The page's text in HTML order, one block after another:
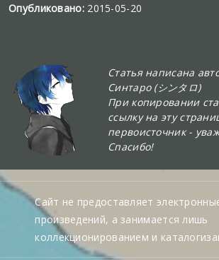
Опубликовано:2015-05-20
Статья написана
Синтаро (シンタロ)
При копировании
ссылку на эту
первоисточник -
Спасибо!
Сайт не предоставляет
произведений, а занимается лишь
коллекционированием и